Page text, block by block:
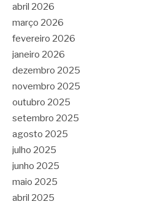
abril 2026
março 2026
fevereiro 2026
janeiro 2026
dezembro 2025
novembro 2025
outubro 2025
setembro 2025
agosto 2025
julho 2025
junho 2025
maio 2025
abril 2025